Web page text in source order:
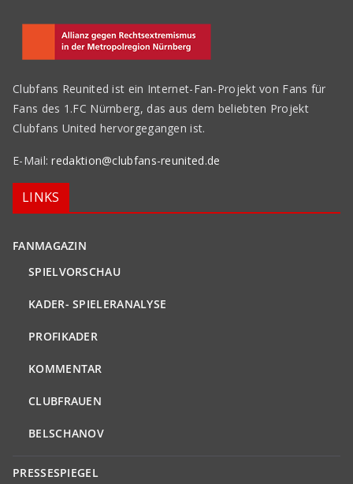
Clubfans Reunited ist ein Internet-Fan-Projekt von Fans für
Fans des 1.FC Nürnberg, das aus dem beliebten Projekt
Clubfans United hervorgegangen ist.
E-Mail: redaktion@clubfans-reunited.de
LINKS
FANMAGAZIN
SPIELVORSCHAU
KADER- SPIELERANALYSE
PROFIKADER
KOMMENTAR
CLUBFRAUEN
BELSCHANOV
PRESSESPIEGEL